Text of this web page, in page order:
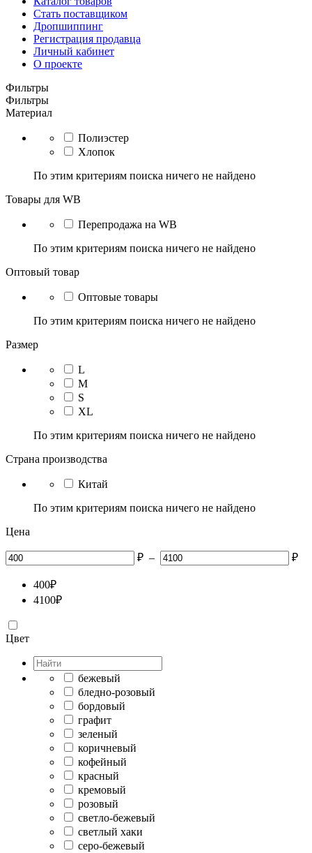
Стать поставщиком
Дропшиппинг
Регистрация продавца
Личный кабинет
О проекте
Фильтры
Фильтры
Материал
Полиэстер
Хлопок
По этим критериям поиска ничего не найдено
Товары для WB
Перепродажа на WB
По этим критериям поиска ничего не найдено
Оптовый товар
Оптовые товары
По этим критериям поиска ничего не найдено
Размер
L
M
S
XL
По этим критериям поиска ничего не найдено
Страна производства
Китай
По этим критериям поиска ничего не найдено
Цена
₽ – ₽
400₽
4100₽
Цвет
бежевый
бледно-розовый
бордовый
графит
зеленый
коричневый
кофейный
красный
кремовый
розовый
светло-бежевый
светлый хаки
серо-бежевый